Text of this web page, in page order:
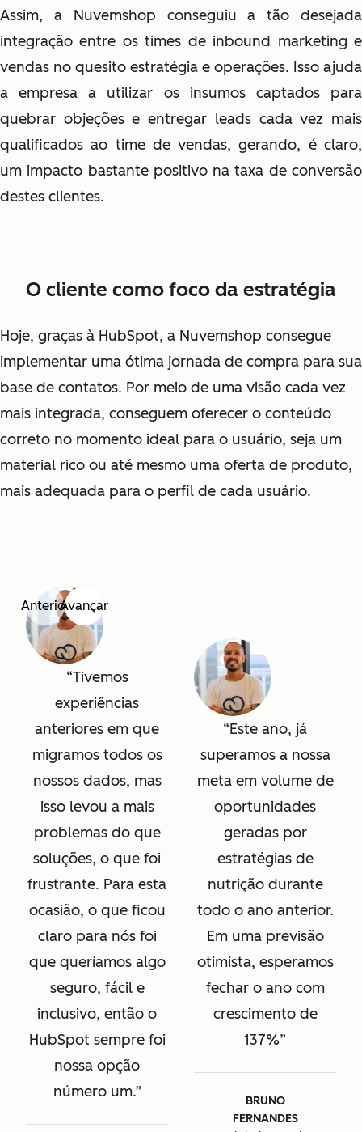
Assim, a Nuvemshop conseguiu a tão desejada
integração entre os times de inbound marketing e
vendas no quesito estratégia e operações. Isso ajuda
a empresa a utilizar os insumos captados para
quebrar objeções e entregar leads cada vez mais
qualificados ao time de vendas, gerando, é claro,
um impacto bastante positivo na taxa de conversão
destes clientes.
O cliente como foco da estratégia
Hoje, graças à HubSpot, a Nuvemshop consegue
implementar uma ótima jornada de compra para sua
base de contatos. Por meio de uma visão cada vez
mais integrada, conseguem oferecer o conteúdo
correto no momento ideal para o usuário, seja um
material rico ou até mesmo uma oferta de produto,
mais adequada para o perfil de cada usuário.
AnteriorAvançar
Tivemos
experiências
anteriores em que
migramos todos os
nossos dados, mas
isso levou a mais
problemas do que
soluções, o que foi
frustrante. Para esta
ocasião, o que ficou
claro para nós foi
que queríamos algo
seguro, fácil e
inclusivo, então o
HubSpot sempre foi
nossa opção
número um.
Este ano, já
superamos a nossa
meta em volume de
oportunidades
geradas por
estratégias de
nutrição durante
todo o ano anterior.
Em uma previsão
otimista, esperamos
fechar o ano com
crescimento de
137%
BRUNO
FERNANDES